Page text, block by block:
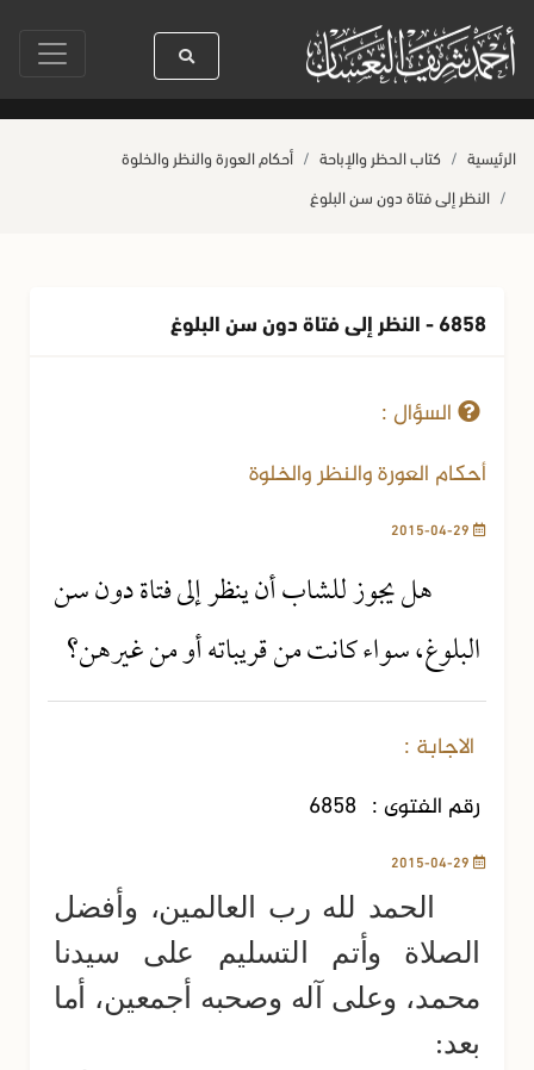
الله ﷺ كله رحمة صلاة آخر أربعاء من صفر حياة القلوب وصحتها
الرئيسية كتاب الحظر والإباحة
أحكام العورة والنظر والخلوة
النظر إلى فتاة دون سن البلوغ
6858 - النظر إلى فتاة دون سن البلوغ
السؤال :
أحكام العورة والنظر والخلوة
هل يجوز للشاب أن ينظر إلى فتاة دون سن
البلوغ، سواء كانت من قريباته أو من غيرهن؟
الاجابة :
رقم الفتوى : 6858
الحمد لله رب العالمين، وأفضل
الصلاة وأتم التسليم على سيدنا
محمد، وعلى آله وصحبه أجمعين، أما
بعد: